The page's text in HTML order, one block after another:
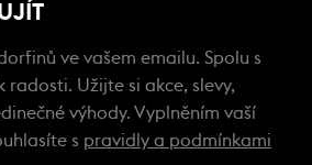
ve vašem emailu. Spolu s
radosti. Užijte si akce, slevy,
výhody. Vyplněním vaší
s pravidly a podmínkami